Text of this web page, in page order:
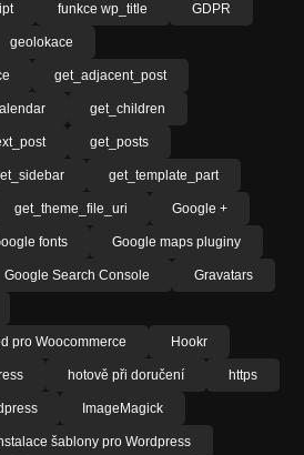
funkce wp_title GDPR
geolokace
get_adjacent_post
get_children
get_posts
get_template_part
get_theme_file_uri Google +
fonts Google maps pluginy
Google Search Console Gravatars
pro Woocommerce Hookr
hotově při doručení https
ImageMagick
šablony pro Wordpress